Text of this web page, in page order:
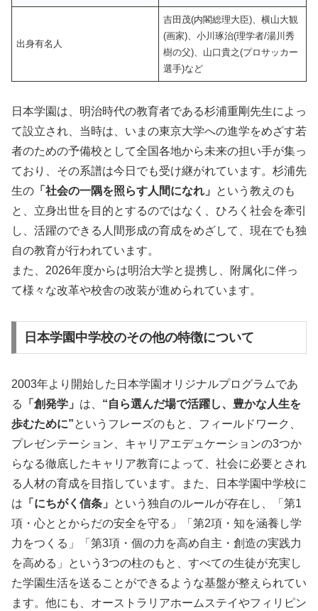
出身有名人
吉田茂(内閣総理大臣)、横山大観
(画家)、小川琢治(理学者/湯川秀
樹の父)、山口貴之(プロサッカー
選手)など
日本学園は、明治時代の教育者である杉浦重剛先生によっ
て設立され、当時は、いまの東京大学への進学をめざす若
者のための予備校として全国各地から未来の担い手が集っ
ており、その系譜は今日でも受け継がれています。杉浦先
生の 「社会の一隅を照らす人間になれ」
という教えのも
と、立身出世を目的とするのではなく、ひろく社会を牽引
し、活躍のできる人間形成の育成をめざして、現在でも独
自の教育が行われています。
また、2026年度からは明治大学と提携し、附属化に伴っ
て様々な改革や校舎の改装が進められています。
日本学園中学校のその他の特徴について
2003年より開始した日本学園オリジナルプログラムであ
る
「創発学」 は、 “自ら選んだ場で活躍し、豊かな人生を
歩むために”というフレーズのもと、フィールドワーク、
プレゼンテーション、キャリアエデュケーションの3つか
らなる徹底したキャリア教育によって、社会に必要とされ
る人材の育成を目指しています。また、日本学園中学校に
は 「にちがく信条」
という独自のルールが存在し、「第1
項・心ととからだの安全を守る」「第2項・知を涵養し学
力をつくる」「第3項・個の力を高め自主・創造の実践力
を高める」という3つの柱のもと、すべての生徒が充実し
た学園生活を送ることができるような基盤が整えられてい
ます。他にも、オーストラリアホームステイやフィリピン